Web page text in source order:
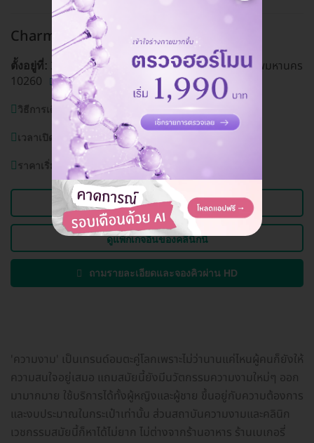
Charmer Clinic สาขาอุดมสุข อุดมสุข
ตั้งอยู่ที่: 369 ถ. อุดมสุข แขวงบางนา เขตบางนา กรุงเทพมหานคร
10260
ดูแผนที่คลินิก
วิธีการเดินทาง:BTS อุดมสุข
เวลาเปิดบริการ: วันจัทน์-อาทิตย์ (ทุกวัน) 11.00-20.00 น.
ราคาเริ่มต้นที่590 บาท
ดูข้อมูลคลินิก
ดูแพ็กเกจอื่นของคลินิกนี้
ถามรายละเอียดและจองคิวผ่าน HD
'ความงาม' เป็นเทรนด์อมตะคู่โลกเพราะไม่ว่านานแค่ไหนผู้คนก็ยังให้
ความสนใจอยู่เสมอ แถมสมัยนี้ยังมีนวัตกรรมความงามใหม่ๆ ออก
มามากมาย ใช้บริการได้ทั้งผู้หญิงและผู้ชาย ขึ้นอยู่กับความต้องการ
และงบประมาณในกระเป๋าเท่านั้น ส่วนสถาบันความงามและคลินิก
เวชกรรมสมัยนี้ก็หาได้ไม่ยาก ไม่ต่างจากร้านอาหาร ร้านเบเกอรี่